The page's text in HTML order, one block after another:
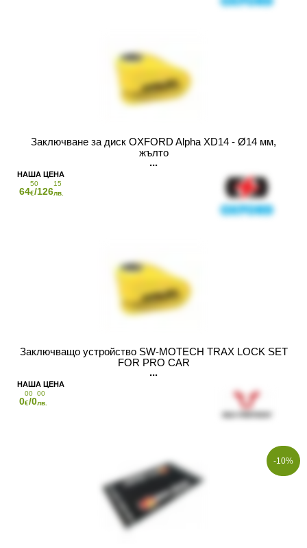
Заключване за диск OXFORD Alpha XD14 - Ø14 мм,
жълто
64
50
€/126
15
лв.
Заключващо устройство SW-MOTECH TRAX LOCK SET
FOR PRO CAR
0
00
€/0
00
лв.
-10%